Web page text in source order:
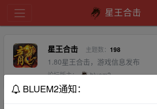
星王合击
星王合击 主题数： 198
1.80星王合击，游戏信息发布
论坛版主： bluem2
BLUEM2通知：